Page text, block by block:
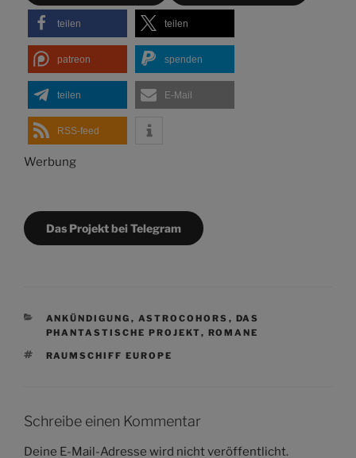
teilen teilen
patreon spenden
teilen E-Mail
RSS-feed
Werbung
Das Projekt bei Telegram
KATEGORIEN
ANKÜNDIGUNG , ASTROCOHORS , DAS
PHANTASTISCHE PROJEKT, ROMANE
SCHLAGWÖRTER
RAUMSCHIFF EUROPE
Schreibe einen Kommentar
Deine E-Mail-Adresse wird nicht veröffentlicht.